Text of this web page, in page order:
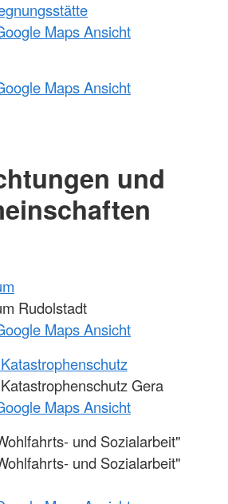
Maps Ansicht
Maps Ansicht
und
Rudolstadt
Maps Ansicht
Gera
Maps Ansicht
und Sozialarbeit"
und Sozialarbeit"